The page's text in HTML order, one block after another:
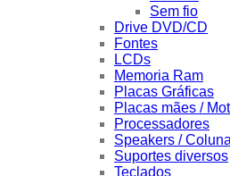
Sem fio
Drive DVD/CD
Fontes
LCDs
Memoria Ram
Placas Gráficas
Placas mães /
Processadores
Speakers /
Suportes diversos
Teclados